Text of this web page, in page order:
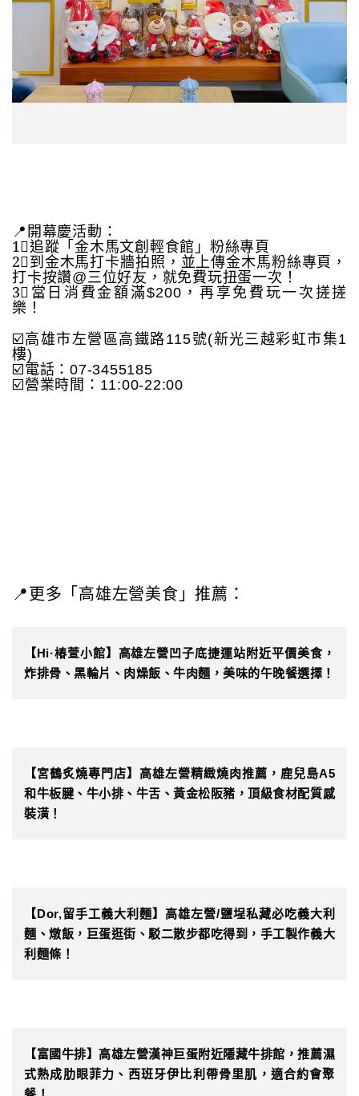
📍開幕慶活動：
1⃣️追蹤「金木馬文創輕食館」粉絲專頁
2⃣️到金木馬打卡牆拍照，並上傳金木馬粉絲專頁，
打卡按讚@三位好友，就免費玩扭蛋一次！
3⃣️當日消費金額滿$200，再享免費玩一次搓搓
樂！
☑️高雄市左營區高鐵路115號(新光三越彩虹市集1
樓)
☑️電話：07-3455185
☑️營業時間：11:00-22:00
📍更多「高雄左營美食」推薦：
【Hi·椿萱小館】高雄左營凹子底捷運站附近平價美食，
炸排骨、黑輪片、肉燥飯、牛肉麵，美味的午晚餐選擇！
【宮鶴炙燒專門店】高雄左營精緻燒肉推薦，鹿兒島A5
和牛板腱、牛小排、牛舌、黃金松阪豬，頂級食材配質感
裝潢！
【Dor,留手工義大利麵】高雄左營/鹽埕私藏必吃義大利
麵、燉飯，巨蛋逛街、駁二散步都吃得到，手工製作義大
利麵條！
【富國牛排】高雄左營漢神巨蛋附近隱藏牛排館，推薦濕
式熟成肋眼菲力、西班牙伊比利帶骨里肌，適合約會聚